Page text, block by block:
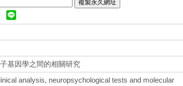
複製永久網址
基因學之間的相關研究
analysis, neuropsychological tests and molecular